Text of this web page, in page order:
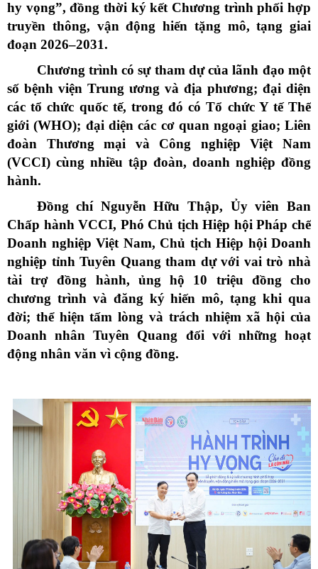
hy vọng”, đồng thời ký kết Chương trình phối hợp
truyền thông, vận động hiến tặng mô, tạng giai
đoạn 2026–2031.
Chương trình có sự tham dự của lãnh đạo một
số bệnh viện Trung ương và địa phương; đại diện
các tổ chức quốc tế, trong đó có Tổ chức Y tế Thế
giới (WHO); đại diện các cơ quan ngoại giao; Liên
đoàn Thương mại và Công nghiệp Việt Nam
(VCCI) cùng nhiều tập đoàn, doanh nghiệp đồng
hành.
Đồng chí Nguyễn Hữu Thập, Ủy viên Ban
Chấp hành VCCI, Phó Chủ tịch Hiệp hội Pháp chế
Doanh nghiệp Việt Nam, Chủ tịch Hiệp hội Doanh
nghiệp tỉnh Tuyên Quang tham dự với vai trò nhà
tài trợ đồng hành, ủng hộ 10 triệu đồng cho
chương trình và đăng ký hiến mô, tạng khi qua
đời; thể hiện tấm lòng và trách nhiệm xã hội của
Doanh nhân Tuyên Quang đối với những hoạt
động nhân văn vì cộng đồng.